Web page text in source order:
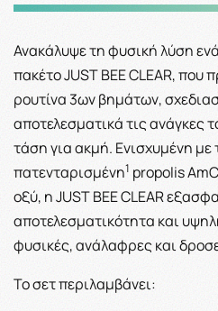
Ανακάλυψε τη φυσική λύση
πακέτο JUST BEE CLEAR, που
ρουτίνα 3ων βημάτων,
αποτελεσματικά τις ανάγκες
τάση για ακμή. Ενισχυμένη με
πατενταρισμένη1 propolis AmC
οξύ, η JUST BEE CLEAR
αποτελεσματικότητα και
φυσικές, ανάλαφρες και
Το σετ περιλαμβάνει: